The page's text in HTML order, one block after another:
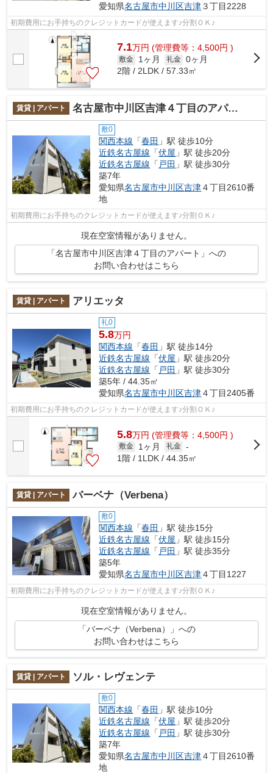
愛知県名古屋市中川区吉津３丁目2228
初期費用にお手持ちのクレジットカードが使えます♪分割ＯＫ♪
7.1万円 (管理費等：4,500円 )
敷金 1ヶ月 礼金 0ヶ月
2階 / 2LDK / 57.33㎡
賃貸 | アパート 名古屋市中川区吉津４丁目のアパート
敷0
関西本線 「春田 」駅 徒歩10分
近鉄名古屋線 「伏屋 」駅 徒歩20分
近鉄名古屋線 「 戸田 」駅 徒歩30分
築7年
愛知県名古屋市中川区吉津４丁目2610番
地
初期費用にお手持ちのクレジットカードが使えます♪分割ＯＫ♪
現在空室情報がありません。
「名古屋市中川区吉津４丁目のアパート」への
お問い合わせはこちら
賃貸 | アパート アリエッタ
礼0
5.8万円
関西本線 「春田 」駅 徒歩14分
近鉄名古屋線 「伏屋 」駅 徒歩20分
近鉄名古屋線 「 戸田 」駅 徒歩30分
築5年 / 44.35㎡
愛知県名古屋市中川区吉津４丁目2405番
初期費用にお手持ちのクレジットカードが使えます♪分割ＯＫ♪
5.8万円 (管理費等：4,500円 )
敷金 1ヶ月 礼金 -
1階 / 1LDK / 44.35㎡
賃貸 | アパート バーベナ（Verbena）
敷0
関西本線 「春田 」駅 徒歩15分
近鉄名古屋線 「伏屋 」駅 徒歩15分
近鉄名古屋線 「 戸田 」駅 徒歩35分
築5年
愛知県名古屋市中川区吉津４丁目1227
初期費用にお手持ちのクレジットカードが使えます♪分割ＯＫ♪
現在空室情報がありません。
「バーベナ（Verbena）」への
お問い合わせはこちら
賃貸 | アパート ソル・レヴェンテ
敷0
関西本線 「春田 」駅 徒歩10分
近鉄名古屋線 「伏屋 」駅 徒歩20分
近鉄名古屋線 「 戸田 」駅 徒歩30分
築7年
愛知県名古屋市中川区吉津４丁目2610番
地